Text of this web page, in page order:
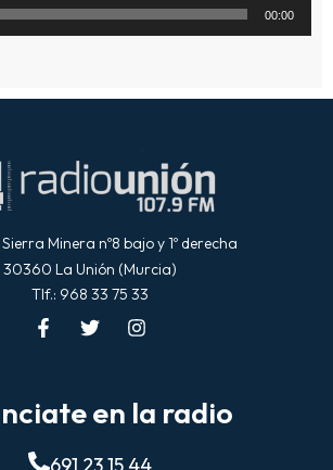
00:00
Minera nº8 bajo y 1º derecha
30360 La Unión (Murcia)
Tlf.: 968 33 75 33
en la radio